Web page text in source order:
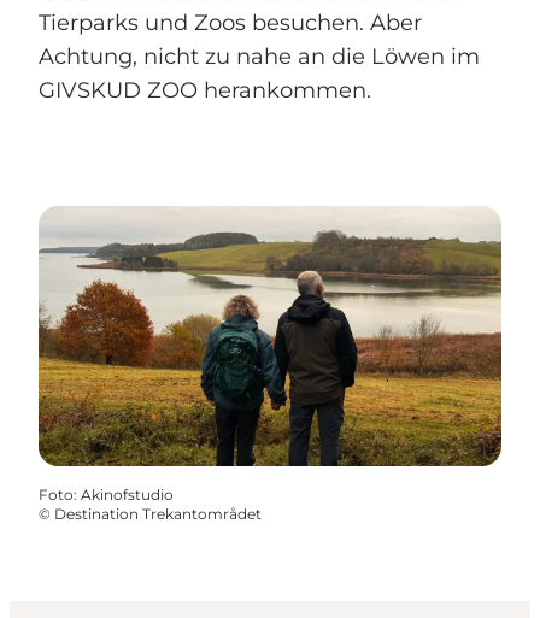
Tierparks und Zoos besuchen. Aber
Achtung, nicht zu nahe an die Löwen im
GIVSKUD ZOO herankommen.
Foto: Akinofstudio
© Destination Trekantområdet